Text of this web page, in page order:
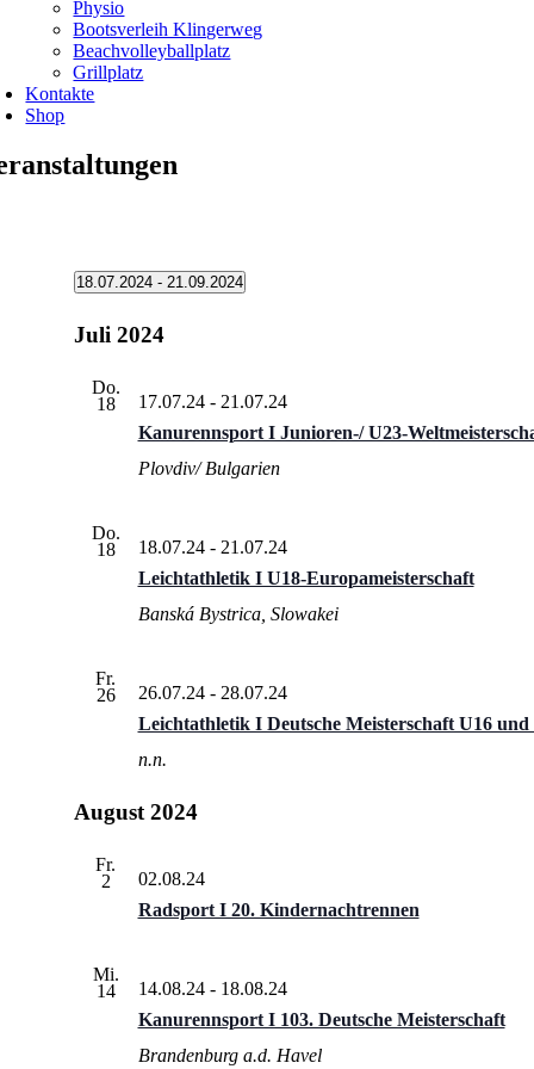
Physio
Bootsverleih Klingerweg
Beachvolleyballplatz
Grillplatz
Kontakte
Shop
Veranstaltungen
18.07.2024 - 21.09.2024
wählen.
Juli 2024
Do.
18
Kanurennsport I Junioren-/ U23-
17.07.24- 21.07.24
Plovdiv/ Bulgarien
Do.
18
Leichtathletik I U18-Europameisterschaft
18.07.24- 21.07.24
Banská Bystrica, Slowakei
Fr.
26
Leichtathletik I Deutsche Meisterschaft U16 und
26.07.24- 28.07.24
n.n.
August 2024
Fr.
2
Radsport I 20. Kindernachtrennen
02.08.24
Mi.
14
Kanurennsport I 103. Deutsche Meisterschaft
14.08.24- 18.08.24
Brandenburg a.d. Havel